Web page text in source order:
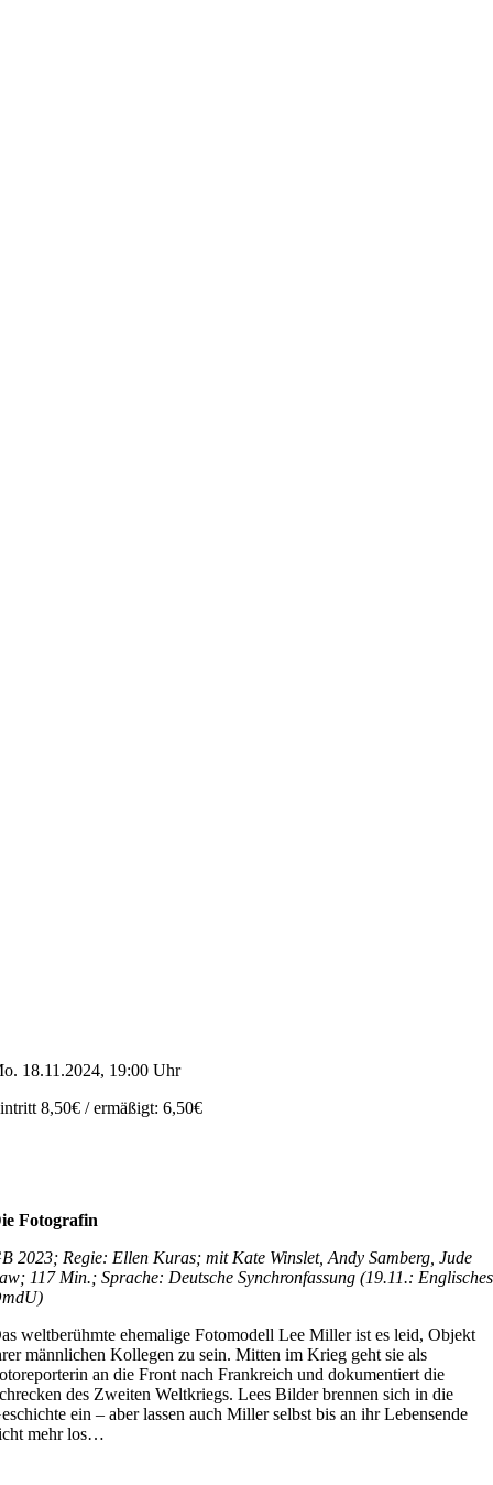
18.11.2024, 19:00 Uhr
8,50€ / ermäßigt: 6,50€
Fotografin
2023; Regie: Ellen Kuras; mit Kate Winslet, Andy Samberg, Jude
117 Min.; Sprache: Deutsche Synchronfassung (19.11.: Englisches
weltberühmte ehemalige Fotomodell Lee Miller ist es leid, Objekt
männlichen Kollegen zu sein. Mitten im Krieg geht sie als
an die Front nach Frankreich und dokumentiert die
des Zweiten Weltkriegs. Lees Bilder brennen sich in die
ein – aber lassen auch Miller selbst bis an ihr Lebensende
mehr los…